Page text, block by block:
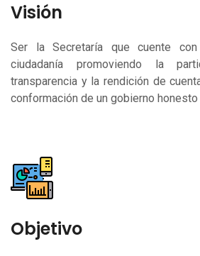
Visión
Ser la Secretaría que cuente
ciudadanía promoviendo la
transparencia y la rendición de
conformación de un gobierno
Objetivo